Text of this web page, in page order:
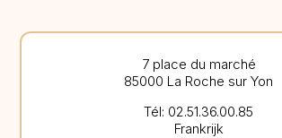
7 place du marché
85000 La Roche sur Yon
Tél: 02.51.36.00.85
Frankrijk